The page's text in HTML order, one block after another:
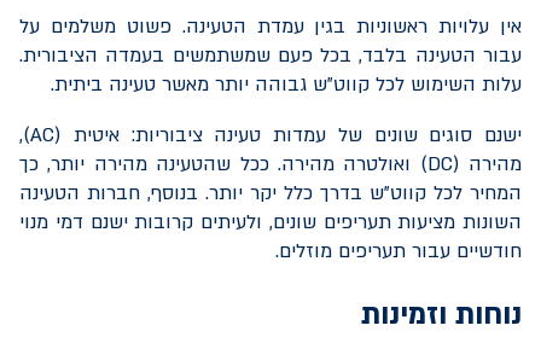
אין עלויות ראשוניות בגין עמדת הטעינה. פשוט משלמים על
עבור הטעינה בלבד, בכל פעם שמשתמשים בעמדה הציבורית.
עלות השימוש לכל קווט"ש גבוהה יותר מאשר טעינה ביתית.
ישנם סוגים שונים של עמדות טעינה ציבוריות: איטית (AC
),
מהירה (DC) ואולטרה מהירה. ככל שהטעינה מהירה יותר, כך
המחיר לכל קווט"ש בדרך כלל יקר יותר. בנוסף, חברות הטעינה
השונות מציעות תעריפים שונים, ולעיתים קרובות ישנם דמי מנוי
חודשיים עבור תעריפים מוזלים.
נוחות וזמינות